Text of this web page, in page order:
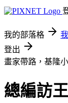
我的部落格
登出
畫家帶路，基隆
總編訪